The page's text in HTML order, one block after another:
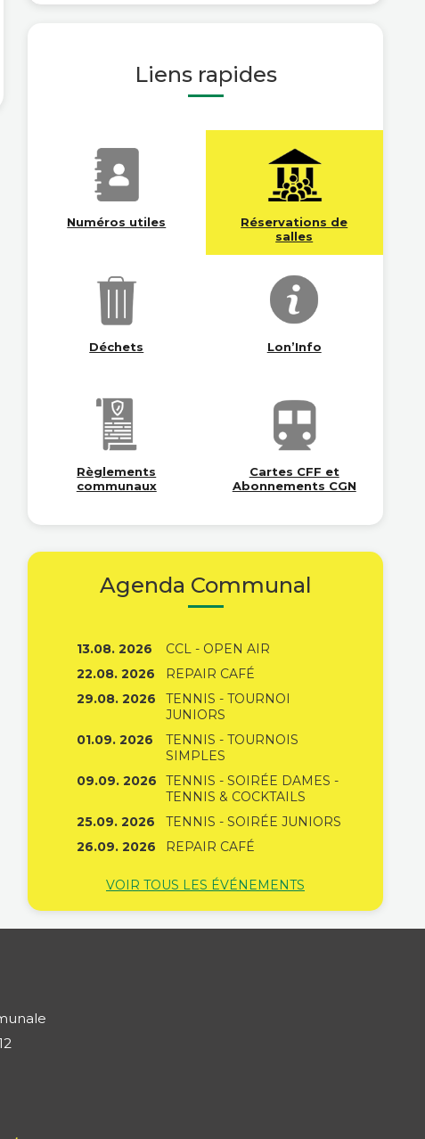
Liens rapides
Numéros utiles
Réservations de
salles
Déchets Lon’Info
Règlements
communaux
Cartes CFF et
Abonnements CGN
Agenda Communal
13.08. 2026
CCL - OPEN AIR
22.08. 2026
REPAIR CAFÉ
29.08. 2026
TENNIS - TOURNOI
JUNIORS
01.09. 2026
TENNIS - TOURNOIS
SIMPLES
09.09. 2026
TENNIS - SOIRÉE DAMES -
TENNIS & COCKTAILS
25.09. 2026
TENNIS - SOIRÉE JUNIORS
26.09. 2026
REPAIR CAFÉ
VOIR TOUS LES ÉVÉNEMENTS